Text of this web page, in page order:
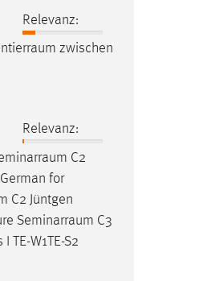
Relevanz:
zwischen
Relevanz:
C2
for
C2 Jüntgen
Seminarraum C3
TE-W1TE-S2